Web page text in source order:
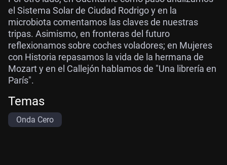
el Sistema Solar de Ciudad Rodrigo y en la
microbiota comentamos las claves de nuestras
tripas. Asimismo, en fronteras del futuro
reflexionamos sobre coches voladores; en Mujeres
con Historia repasamos la vida de la hermana de
Mozart y en el Callejón hablamos de "Una librería en
París".
Temas
Onda Cero